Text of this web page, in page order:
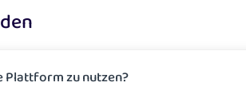
Plattform zu nutzen?